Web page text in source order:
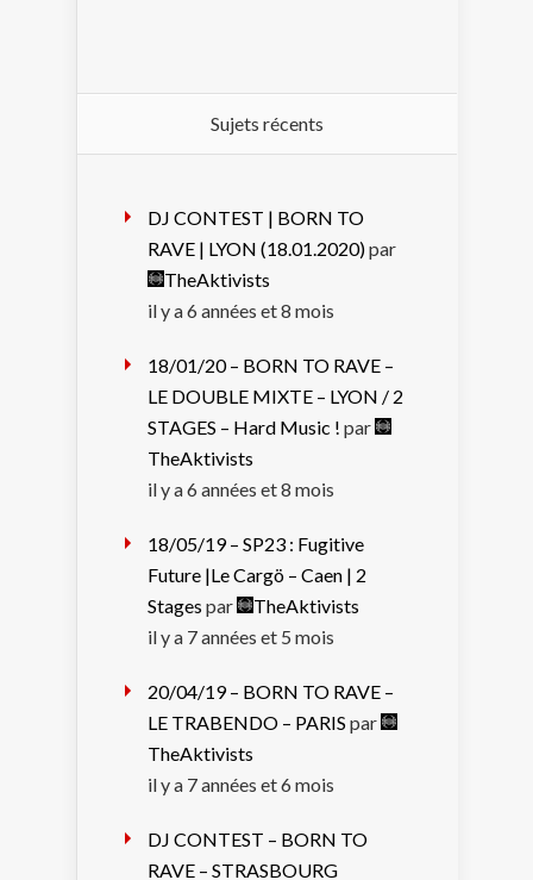
Sujets récents
DJ CONTEST | BORN TO
RAVE | LYON (18.01.2020)par
TheAktivists
il y a 6 années et 8 mois
18/01/20 – BORN TO RAVE –
LE DOUBLE MIXTE – LYON / 2
STAGES – Hard Music ! par
TheAktivists
il y a 6 années et 8 mois
18/05/19 – SP23 : Fugitive
Future |Le Cargö – Caen | 2
Stages par
TheAktivists
il y a 7 années et 5 mois
20/04/19 – BORN TO RAVE –
LE TRABENDO – PARIS par
TheAktivists
il y a 7 années et 6 mois
DJ CONTEST – BORN TO
RAVE – STRASBOURG